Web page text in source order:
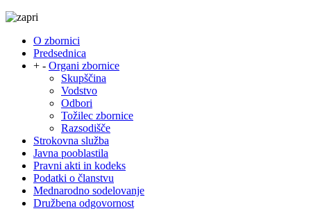
O zbornici
Predsednica
+ - Organi zbornice
Skupščina
Vodstvo
Odbori
Tožilec zbornice
Razsodišče
Strokovna služba
Javna pooblastila
Pravni akti in kodeks
Podatki o članstvu
Mednarodno sodelovanje
Družbena odgovornost